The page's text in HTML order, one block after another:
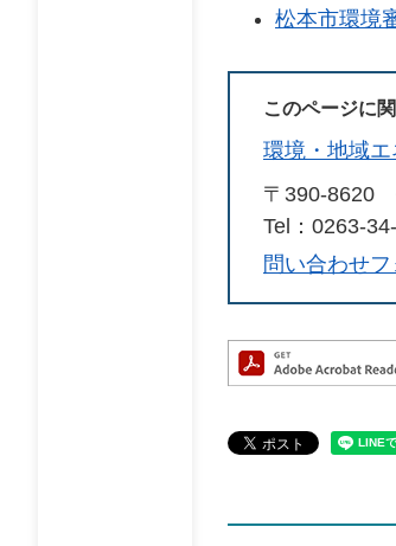
松本市環境
このページに
環境・地域
〒390-8620
Tel：0263-
問い合わせ